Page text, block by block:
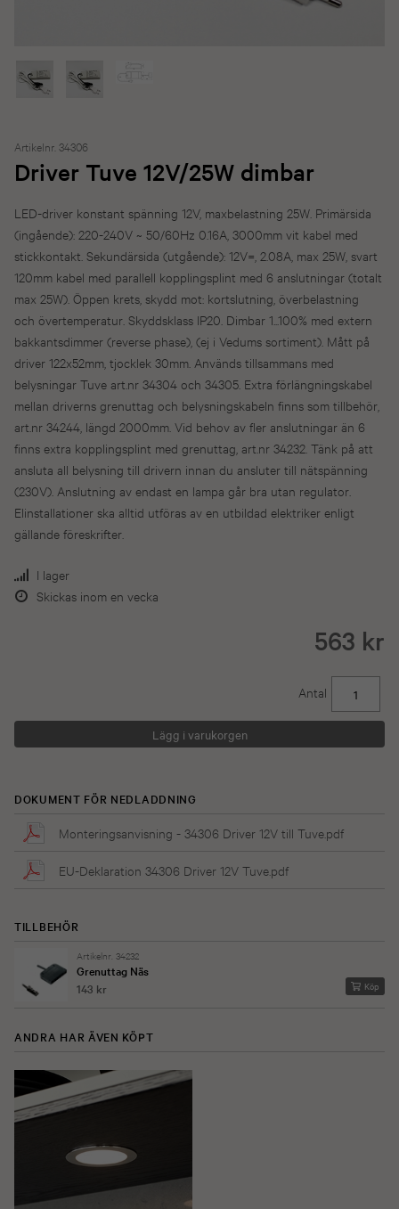
Artikelnr. 34306
Driver Tuve 12V/25W dimbar
LED-driver konstant spänning 12V, maxbelastning 25W. Primärsida
(ingående): 220-240V ~ 50/60Hz 0.16A, 3000mm vit kabel med
stickkontakt. Sekundärsida (utgående): 12V=, 2.08A, max 25W, svart
120mm kabel med parallell kopplingsplint med 6 anslutningar (totalt
max 25W). Öppen krets, skydd mot: kortslutning, överbelastning
och övertemperatur. Skyddsklass IP20. Dimbar 1...100% med extern
bakkantsdimmer (reverse phase), (ej i Vedums sortiment). Mått på
driver 122x52mm, tjocklek 30mm. Används tillsammans med
belysningar Tuve art.nr 34304 och 34305. Extra förlängningskabel
mellan driverns grenuttag och belysningskabeln finns som tillbehör,
art.nr 34244, längd 2000mm. Vid behov av fler anslutningar än 6
finns extra kopplingsplint med grenuttag, art.nr 34232. Tänk på att
ansluta all belysning till drivern innan du ansluter till nätspänning
(230V). Anslutning av endast en lampa går bra utan regulator.
Elinstallationer ska alltid utföras av en utbildad elektriker enligt
gällande föreskrifter.
I lager
Skickas inom en vecka
563 kr
Antal
DOKUMENT FÖR NEDLADDNING
Monteringsanvisning - 34306 Driver 12V till Tuve.pdf
EU-Deklaration 34306 Driver 12V Tuve.pdf
TILLBEHÖR
Artikelnr. 34232
Grenuttag Näs
143 kr
Köp
ANDRA HAR ÄVEN KÖPT